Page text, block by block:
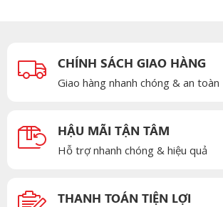
CHÍNH SÁCH GIAO HÀNG
Giao hàng nhanh chóng & an toàn
HẬU MÃI TẬN TÂM
Hỗ trợ nhanh chóng & hiệu quả
THANH TOÁN TIỆN LỢI